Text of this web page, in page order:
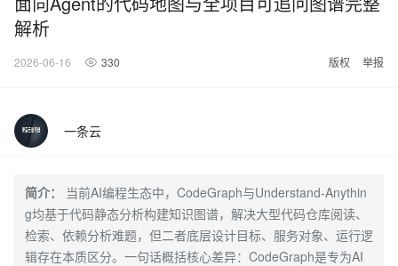
解析
2026-06-16 330 版权 举报
一条云
简介：
当前AI编程生态中，CodeGraph与Understand-Anythin
g均基于代码静态分析构建知识图谱，解决大型代码仓库阅读、
检索、依赖分析难题，但二者底层设计目标、服务对象、运行逻
辑存在本质区分。一句话概括核心差异：CodeGraph是专为AI